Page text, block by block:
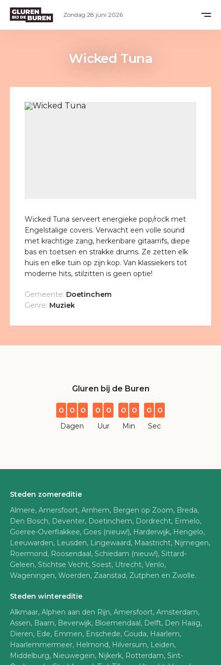
Wicked Tuna
Wicked Tuna serveert energieke pop/rock met
Engelstalige covers. Verwacht een volle sound
met krachtige zang, herkenbare gitaarrifs, diepe
bas en toetsen en strakke drums. Ze zetten elk
huis en elke tuin op zijn kop. Van klassiekers tot
moderne hits, stilzitten is geen optie!
Gemeente: Doetinchem
Genre: Muziek
Gluren bij de Buren
0 0 0
Dagen
0 0
Uur
0 0
Min
0 0
Sec
Steden zomereditie
Almere, Amersfoort, Arnhem, Bergen op Zoom, Breda,
Den Bosch, Deventer, Doetinchem, Dordrecht, Ermelo,
Goeree-Overflakkee, Goes (nieuw!), Harderwijk, Hengelo,
Leeuwarden, Leusden, Lingewaard, Maastricht, Nijmegen,
Roermond, Roosendaal, Schiedam (nieuw!), Sittard-
Geleen, Stichtse Vecht, Soest, Utrecht, Venlo,
Wageningen, Woerden, Zaanstad, Zutphen en Zwolle.
Steden wintereditie
Alkmaar, Alphen aan den Rijn, Amersfoort, Amsterdam,
Assen, Baarn, Beverwijk, Bloemendaal, Delft, Den Haag,
Dieren, Ede, Emmen, Enschede, Gouda, Haarlem,
Haarlemmermeer, Helmond, Hilversum, Leiden,
Middelburg, Nieuwegein, Nijkerk, Rotterdam, Sint-
Zondag 28 juni 2026